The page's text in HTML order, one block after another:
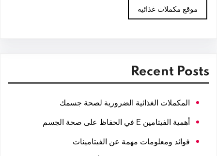
موقع مكملات غذائيه
Recent Posts
المكملات الغذائية الضرورية لصحة جسمك
أهمية الفيتامين E في الحفاظ على صحة الجسم
فوائد ومعلومات مهمة عن الفيتامينات